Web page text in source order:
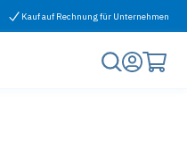
Kauf auf Rechnung für Unternehmen